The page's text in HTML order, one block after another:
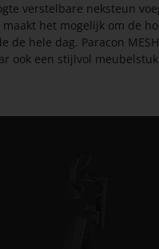
verstelbare neksteun
het mogelijk om de
hele dag. Paracon
ook een stijlvol